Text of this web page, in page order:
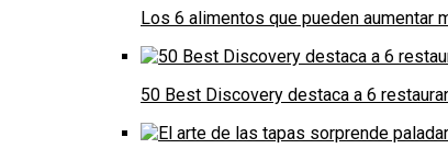
Los 6 alimentos que pueden aumentar
50 Best Discovery destaca a 6